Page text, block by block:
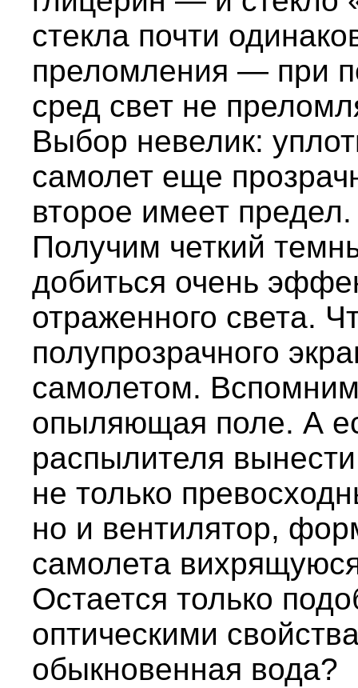
стекла почти
преломления — при
сред свет не
Выбор невелик:
самолет еще
второе имеет
Получим четкий
добиться очень
отраженного света.
полупрозрачного
самолетом.
опыляющая поле. А
распылителя
не только
но и вентилятор,
самолета
Остается только
оптическими
обыкновенная вода?